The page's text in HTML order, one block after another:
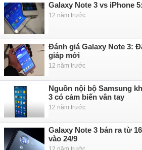
Galaxy Note 3 vs iPhone
12 năm trước
Đánh giá Galaxy Note 3:
giáp mới
12 năm trước
Nguồn nội bộ Samsung
3 có cảm biến vân tay
12 năm trước
Galaxy Note 3 bán ra từ
vào 24/9